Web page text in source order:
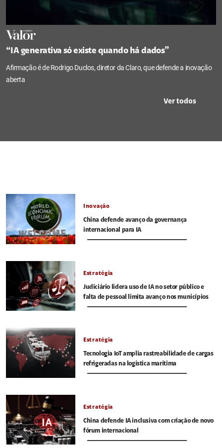
“IA generativa só existe quando há dados”
Afirmação é de Rodrigo Duclos, diretor da Claro, que defende a inovação
aberta
Ver todos
Inovação
China defende avanço da governança
internacional para IA
Estratégia
Judiciário lidera uso de IA no setor público e
falta de pessoal limita avanço nos municípios
Estratégia
Tecnologia IoT amplia rastreabilidade de cargas
refrigeradas na logística marítima
Estratégia
China defende IA inclusiva com criação de novo
fórum internacional